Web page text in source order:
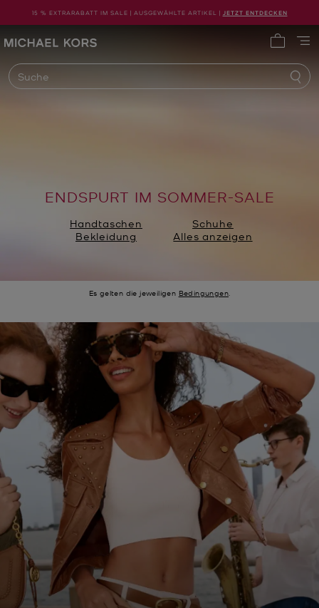
15 % EXTRARABATT IM SALE | AUSGEWÄHLTE ARTIKEL | JETZT ENTDECKEN
Suche
Michael Kors
ENDSPURT IM SOMMER-SALE
Handtaschen
Schuhe
Bekleidung
Alles anzeigen
Es gelten die jeweiligen Bedingungen.